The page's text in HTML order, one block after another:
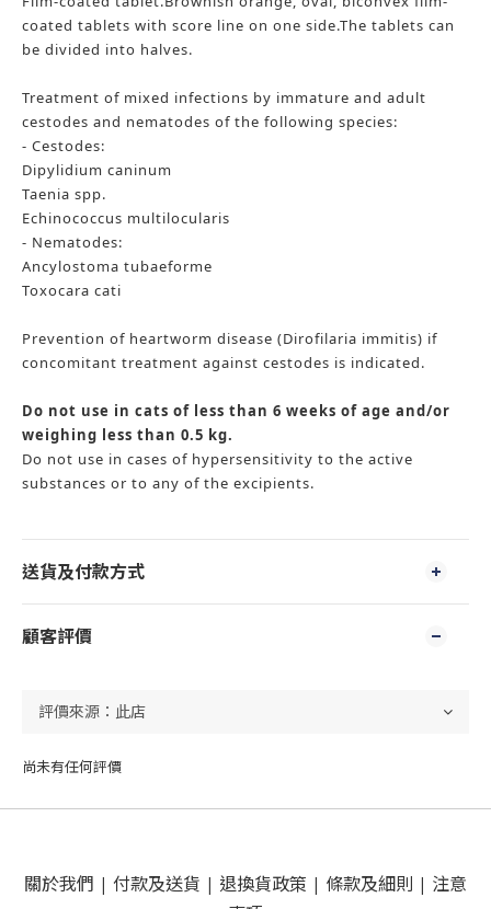
coated tablets with score line on one side.The tablets can
be divided into halves.
Treatment of mixed infections by immature and adult
cestodes and nematodes of the following species:
- Cestodes:
Dipylidium caninum
Taenia spp.
Echinococcus multilocularis
- Nematodes:
Ancylostoma tubaeforme
Toxocara cati
Prevention of heartworm disease (Dirofilaria immitis) if
concomitant treatment against cestodes is indicated.
Do not use in cats of less than 6 weeks of age and/or
weighing less than 0.5 kg.
Do not use in cases of hypersensitivity to the active
substances or to any of the excipients.
送貨及付款方式
顧客評價
尚未有任何評價
關於我們 | 付款及送貨 | 退換貨政策 | 條款及細則 | 注意